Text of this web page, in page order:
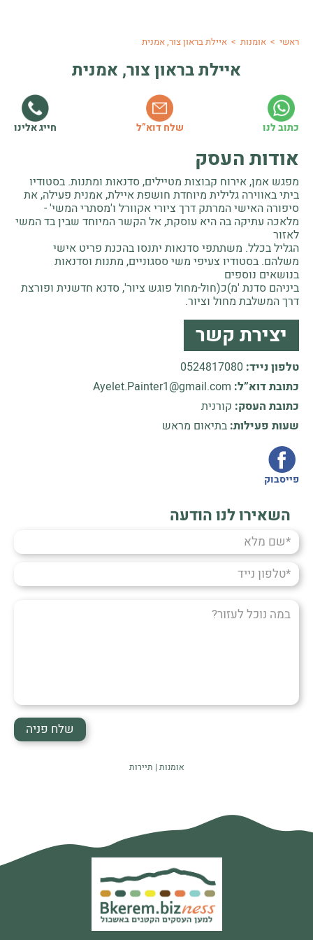
ראשי > אומנות > איילת בראון צור, אמנית
איילת בראון צור, אמנית
כתוב לנו שלח דוא”ל חייג אלינו
אודות העסק
מפגש אמן, אירוח קבוצות מטיילים, סדנאות ומתנות. בסטודיו
ביתי באווירה גלילית מיוחדת חושפת איילת, אמנית פעילה, את
סיפורה האישי המרתק דרך ציורי אקוורל ו'מסתרי המשי' -
מלאכה עתיקה בה היא עוסקת, אל הקשר המיוחד שבין בד המשי
לאזור
הגליל בכלל. משתתפי סדנאות יתנסו בהכנת פריט אישי
משלהם. בסטודיו צעיפי משי ססגוניים, מתנות וסדנאות
בנושאים נוספים
ביניהם סדנת 'מ)כ(חול-מחול פוגש ציור', סדנא חדשנית ופורצת
דרך המשלבת מחול וציור.
יצירת קשר
טלפון נייד: 0524817080
כתובת דוא”ל: Ayelet.Painter1@gmail.com
כתובת העסק: קורנית
שעות פעילות: בתיאום מראש
פייסבוק
השאירו לנו הודעה
שם
מלא
טלפון
נייד
במה
נוכל
אומנות תיירות